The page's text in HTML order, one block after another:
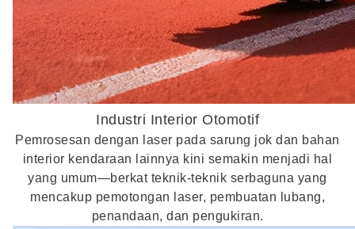
Industri Interior Otomotif
Pemrosesan dengan laser pada sarung jok dan bahan
interior kendaraan lainnya kini semakin menjadi hal
yang umum—berkat teknik-teknik serbaguna yang
mencakup pemotongan laser, pembuatan lubang,
penandaan, dan pengukiran.